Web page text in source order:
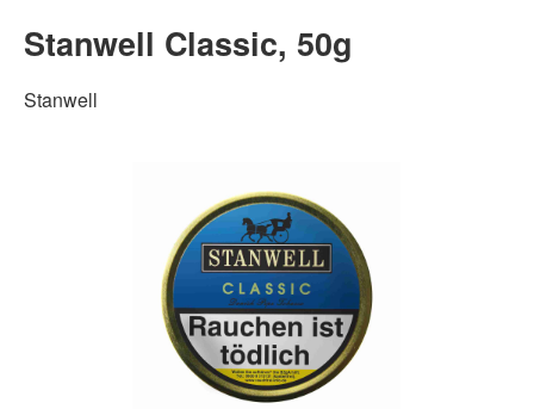
Stanwell Classic, 50g
Stanwell